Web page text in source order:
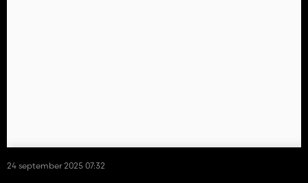
24 september 2025 07:32